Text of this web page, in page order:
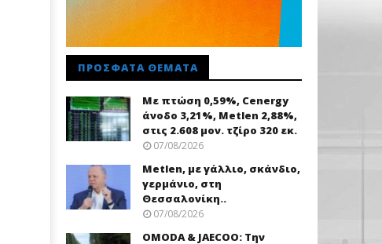
ΠΡΌΣΦΑΤΑ ΘΈΜΑΤΑ
Με πτώση 0,59%, Cenergy
άνοδο 3,21%, Metlen 2,88%,
στις 2.608 μον. τζίρο 320 εκ.
07/08/2026
Metlen, με γάλλιο, σκάνδιο,
γερμάνιο, στη
Θεσσαλονίκη..
07/08/2026
OMODA & JAECOO: Την